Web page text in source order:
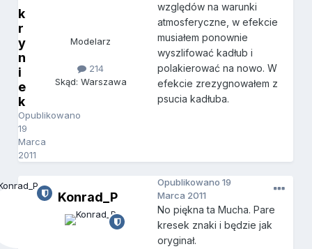
k
r
y
n
i
e
k
Opublikowano
19
Marca
2011
Modelarz
214
Skąd: Warszawa
względów na warunki
atmosferyczne, w efekcie
musiałem ponownie
wyszlifować kadłub i
polakierować na nowo. W
efekcie zrezygnowałem z
psucia kadłuba.
Konrad_P
Opublikowano19
Marca 2011
No piękna ta Mucha. Pare
kresek znaki i będzie jak
oryginał.